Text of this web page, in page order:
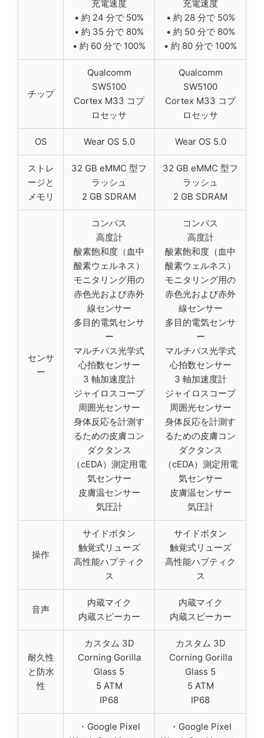
充電速度
• 約 24 分で 50%
• 約 35 分で 80%
• 約 60 分で 100%
充電速度
• 約 28 分で 50%
• 約 50 分で 80%
• 約 80 分で 100%
チップ
Qualcomm
SW5100
Cortex M33 コプ
ロセッサ
Qualcomm
SW5100
Cortex M33 コプ
ロセッサ
OS Wear OS 5.0 Wear OS 5.0
ストレ
ージと​
メモリ
32 GB eMMC 型フ
ラッシュ
2 GB SDRAM
32 GB eMMC 型フ
ラッシュ
2 GB SDRAM
センサ
ー
コンパス
高度計
酸素飽和度（血中
酸素ウェルネス）
モニタリング用の
赤色光および赤外
線センサー
多目的電気センサ
ー
マルチパス光学式
心拍数センサー
3 軸加速度計
ジャイロスコープ
周囲光センサー
身体反応を計測す
るための皮膚コン
ダクタンス
（cEDA）測定用電
気センサー
皮膚温センサー
気圧計
コンパス
高度計
酸素飽和度（血中
酸素ウェルネス）
モニタリング用の
赤色光および赤外
線センサー
多目的電気センサ
ー
マルチパス光学式
心拍数センサー
3 軸加速度計
ジャイロスコープ
周囲光センサー
身体反応を計測す
るための皮膚コン
ダクタンス
（cEDA）測定用電
気センサー
皮膚温センサー
気圧計
操作
サイドボタン
触覚式リューズ
高性能ハプティク
ス
サイドボタン
触覚式リューズ
高性能ハプティク
ス
音声
内蔵マイク
内蔵スピーカー
内蔵マイク
内蔵スピーカー
耐久性
と​防水
性
カスタム 3D
Corning Gorilla
Glass 5
5 ATM
IP68
カスタム 3D
Corning Gorilla
Glass 5
5 ATM
IP68
・Google Pixel
・Google Pixel